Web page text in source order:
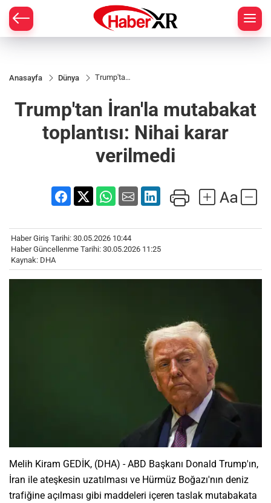
Anasayfa Dünya
Trump'tan
toplantısı:
Nihai karar
Trump'tan İran'la mutabakat
toplantısı: Nihai karar
verilmedi
Haber Giriş Tarihi: 30.05.2026 10:44
Haber Güncellenme Tarihi: 30.05.2026 11:25
Kaynak: DHA
Melih Kiram GEDİK, (DHA) - ABD Başkanı Donald Trump'ın,
İran ile ateşkesin uzatılması ve Hürmüz Boğazı'nın deniz
trafiğine açılması gibi maddeleri içeren taslak mutabakata